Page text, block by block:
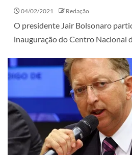
04/02/2021 Redação
O presidente Jair Bolsonaro
inauguração do Centro Nacional